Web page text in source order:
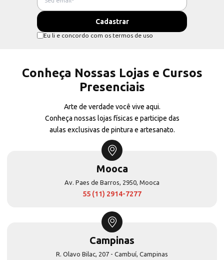
Eu li e concordo com os termos de uso
Conheça Nossas Lojas e Cursos
Presenciais
Arte de verdade você vive aqui.
Conheça nossas lojas físicas e participe das
aulas exclusivas de pintura e artesanato.
Mooca
Av. Paes de Barros, 2950, Mooca
55 (11) 2914-7277
Campinas
R. Olavo Bilac, 207 - Cambuí, Campinas